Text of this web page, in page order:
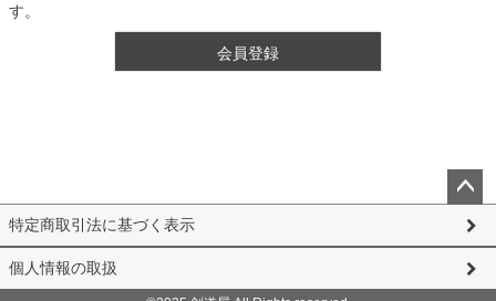
す。
会員登録
ペー
ップ
へ
特定商取引法に基づく表示
個人情報の取扱